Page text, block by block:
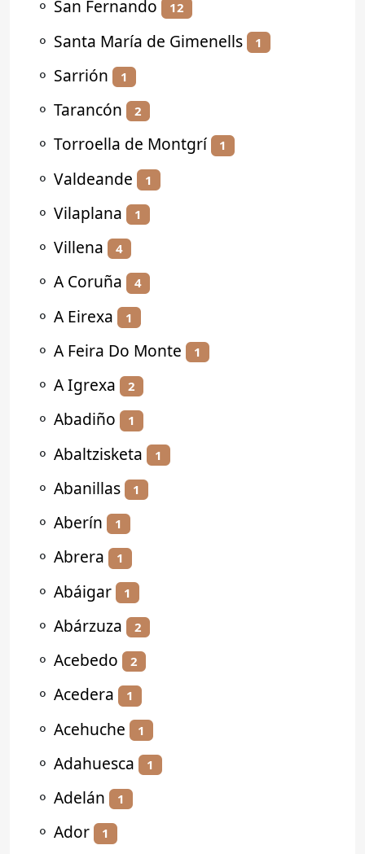
⚬ San Fernando 12
⚬ Santa María de Gimenells 1
⚬ Sarrión 1
⚬ Tarancón 2
⚬ Torroella de Montgrí 1
⚬ Valdeande 1
⚬ Vilaplana 1
⚬ Villena 4
⚬ A Coruña 4
⚬ A Eirexa 1
⚬ A Feira Do Monte 1
⚬ A Igrexa 2
⚬ Abadiño 1
⚬ Abaltzisketa 1
⚬ Abanillas 1
⚬ Aberín 1
⚬ Abrera 1
⚬ Abáigar 1
⚬ Abárzuza 2
⚬ Acebedo 2
⚬ Acedera 1
⚬ Acehuche 1
⚬ Adahuesca 1
⚬ Adelán 1
⚬ Ador 1